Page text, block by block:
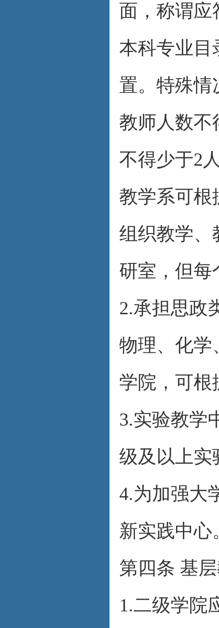
面，称谓应
本科专业目
置。特殊情
教师人数不
不得少于2
教学系可根
组织教学、
研室，但每
2.承担思政
物理、化学
学院，可根
3.实验教学
级及以上实
4.为加强大
新实践中心
第四条 基
1.二级学院